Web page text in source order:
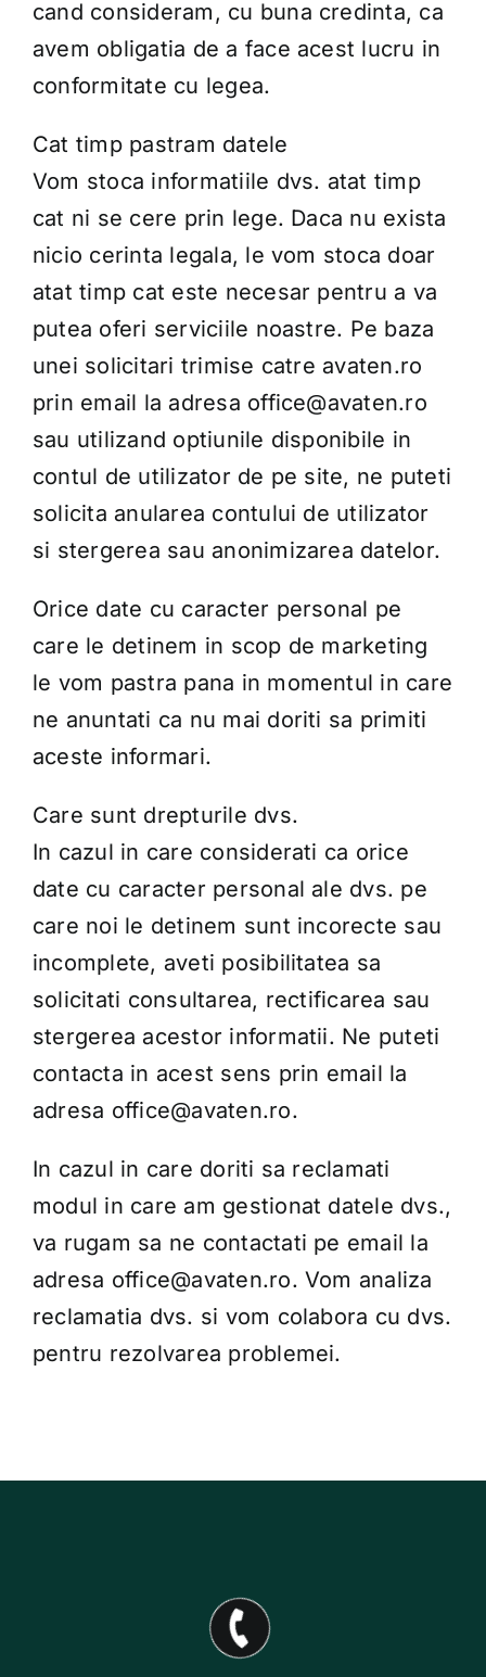
cand consideram, cu buna credinta, ca
avem obligatia de a face acest lucru in
conformitate cu legea.
Cat timp pastram datele
Vom stoca informatiile dvs. atat timp
cat ni se cere prin lege. Daca nu exista
nicio cerinta legala, le vom stoca doar
atat timp cat este necesar pentru a va
putea oferi serviciile noastre. Pe baza
unei solicitari trimise catre avaten.ro
prin email la adresa office@avaten.ro
sau utilizand optiunile disponibile in
contul de utilizator de pe site, ne puteti
solicita anularea contului de utilizator
si stergerea sau anonimizarea datelor.
Orice date cu caracter personal pe
care le detinem in scop de marketing
le vom pastra pana in momentul in care
ne anuntati ca nu mai doriti sa primiti
aceste informari.
Care sunt drepturile dvs.
In cazul in care considerati ca orice
date cu caracter personal ale dvs. pe
care noi le detinem sunt incorecte sau
incomplete, aveti posibilitatea sa
solicitati consultarea, rectificarea sau
stergerea acestor informatii. Ne puteti
contacta in acest sens prin email la
adresa office@avaten.ro.
In cazul in care doriti sa reclamati
modul in care am gestionat datele dvs.,
va rugam sa ne contactati pe email la
adresa office@avaten.ro. Vom analiza
reclamatia dvs. si vom colabora cu dvs.
pentru rezolvarea problemei.